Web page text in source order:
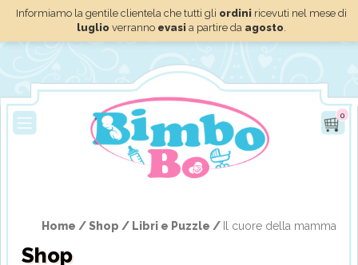
Informiamo la gentile clientela che tutti gli ordini ricevuti nel mese di
luglio verranno evasi a partire da agosto.
0
Home /Shop / Libri e Puzzle / Il cuore della mamma
Shop